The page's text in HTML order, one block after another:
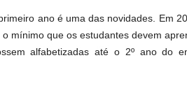
ano é uma das novidades. Em
mínimo que os estudantes devem
alfabetizadas até o 2º ano do